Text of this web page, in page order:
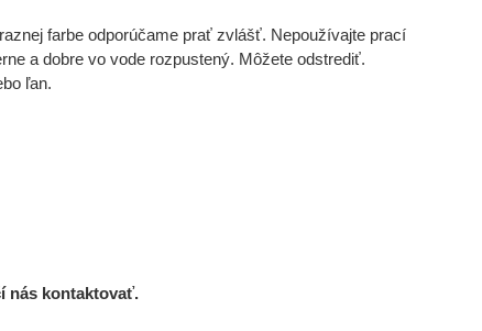
farbe odporúčame prať zvlášť. Nepoužívajte prací
a dobre vo vode rozpustený. Môžete odstrediť.
ľan.
nás kontaktovať.